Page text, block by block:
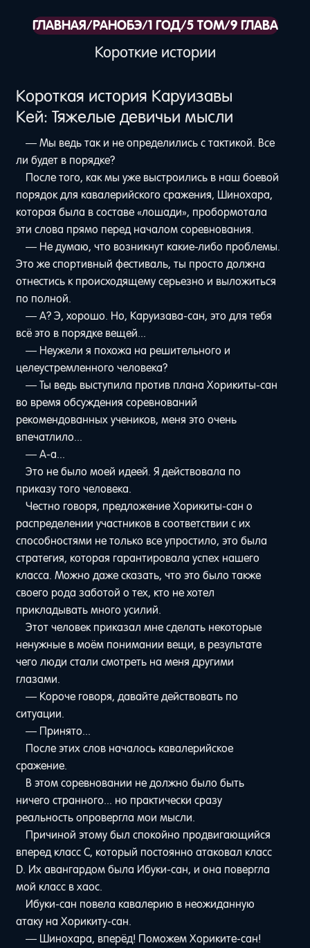
ГЛАВНАЯ/РАНОБЭ/1 ГОД/5 ТОМ/9 ГЛАВА
Короткие истории
Короткая история Каруизавы
Кей: Тяжелые девичьи мысли
— Мы ведь так и не определились с тактикой. Все
ли будет в порядке?
После того, как мы уже выстроились в наш боевой
порядок для кавалерийского сражения, Шинохара,
которая была в составе «лошади», пробормотала
эти слова прямо перед началом соревнования.
— Не думаю, что возникнут какие-либо проблемы.
Это же спортивный фестиваль, ты просто должна
отнестись к происходящему серьезно и выложиться
по полной.
— А? Э, хорошо. Но, Каруизава-сан, это для тебя
всё это в порядке вещей...
— Неужели я похожа на решительного и
целеустремленного человека?
— Ты ведь выступила против плана Хорикиты-сан
во время обсуждения соревнований
рекомендованных учеников, меня это очень
впечатлило...
— А-а...
Это не было моей идеей. Я действовала по
приказу того человека.
Честно говоря, предложение Хорикиты-сан о
распределении участников в соответствии с их
способностями не только все упростило, это была
стратегия, которая гарантировала успех нашего
класса. Можно даже сказать, что это было также
своего рода заботой о тех, кто не хотел
прикладывать много усилий.
Этот человек приказал мне сделать некоторые
ненужные в моём понимании вещи, в результате
чего люди стали смотреть на меня другими
глазами.
— Короче говоря, давайте действовать по
ситуации.
— Принято...
После этих слов началось кавалерийское
сражение.
В этом соревновании не должно было быть
ничего странного... но практически сразу
реальность опровергла мои мысли.
Причиной этому был спокойно продвигающийся
вперед класс C, который постоянно атаковал класс
D. Их авангардом была Ибуки-сан, и она повергла
мой класс в хаос.
Ибуки-сан повела кавалерию в неожиданную
атаку на Хорикиту-сан.
— Шинохара, вперёд! Поможем Хориките-сан!